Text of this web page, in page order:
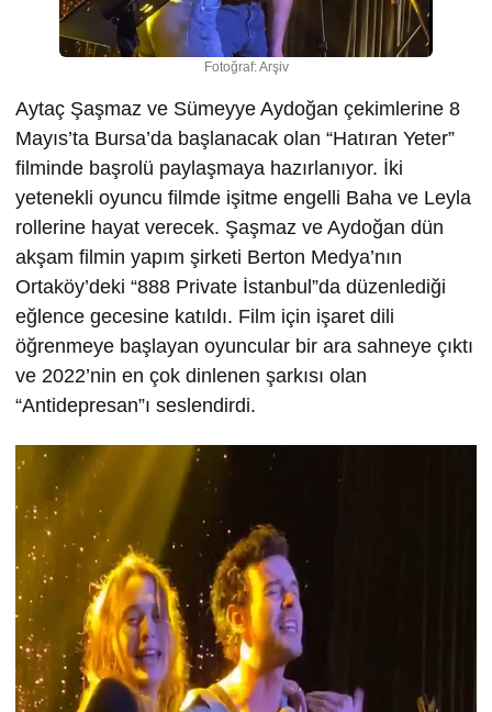
Fotoğraf: Arşiv
Aytaç Şaşmaz ve Sümeyye Aydoğan çekimlerine 8
Mayıs’ta Bursa’da başlanacak olan “Hatıran Yeter”
filminde başrolü paylaşmaya hazırlanıyor. İki
yetenekli oyuncu filmde işitme engelli Baha ve Leyla
rollerine hayat verecek. Şaşmaz ve Aydoğan dün
akşam filmin yapım şirketi Berton Medya’nın
Ortaköy’deki “888 Private İstanbul”da düzenlediği
eğlence gecesine katıldı. Film için işaret dili
öğrenmeye başlayan oyuncular bir ara sahneye çıktı
ve 2022’nin en çok dinlenen şarkısı olan
“Antidepresan”ı seslendirdi.